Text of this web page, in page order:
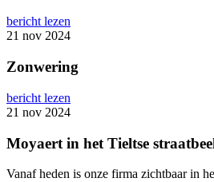
bericht lezen
21 nov 2024
Zonwering
bericht lezen
21 nov 2024
Moyaert in het Tieltse
Vanaf heden is onze firma zichtbaar in